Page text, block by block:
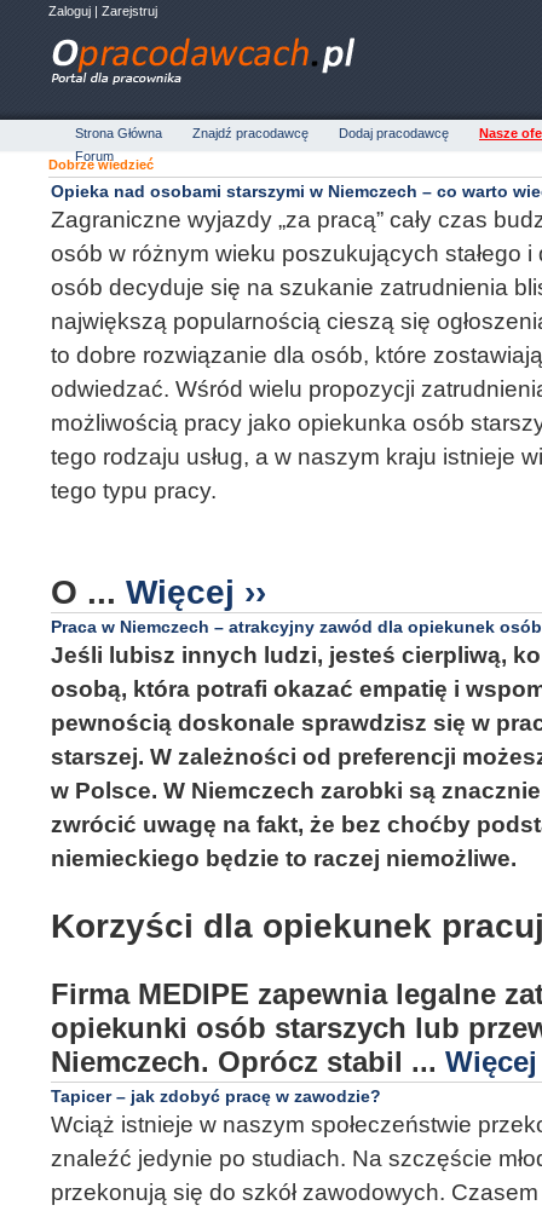
Zaloguj | Zarejstruj
Strona Główna Znajdź pracodawcę Dodaj pracodawcę
Nasze
Forum
Dobrze wiedzieć
Opieka nad osobami starszymi w Niemczech – co warto
Zagraniczne wyjazdy „za pracą” cały czas
osób w różnym wieku poszukujących stałego
osób decyduje się na szukanie zatrudnienia
największą popularnością cieszą się
to dobre rozwiązanie dla osób, które
odwiedzać. Wśród wielu propozycji
możliwością pracy jako opiekunka osób
tego rodzaju usług, a w naszym kraju istnieje
tego typu pracy.
O ... Więcej ››
Praca w Niemczech – atrakcyjny zawód dla opiekunek
Jeśli lubisz innych ludzi, jesteś cierpliwą,
osobą, która potrafi okazać empatię i
pewnością doskonale sprawdzisz się w
starszej. W zależności od preferencji
w Polsce. W Niemczech zarobki są
zwrócić uwagę na fakt, że bez choćby
niemieckiego będzie to raczej niemożliwe.
Korzyści dla opiekunek
Firma MEDIPE zapewnia legalne
opiekunki osób starszych lub
Niemczech. Oprócz stabil ... Więcej
Tapicer – jak zdobyć pracę w zawodzie?
Wciąż istnieje w naszym społeczeństwie
znaleźć jedynie po studiach. Na szczęście
przekonują się do szkół zawodowych.